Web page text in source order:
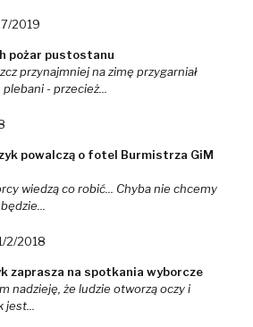
2019
pożar pustostanu
przynajmniej na zimę przygarniał
- przecież...
powalczą o fotel Burmistrza GiM
wiedzą co robić... Chyba nie chcemy
2/2018
zaprasza na spotkania wyborcze
nadzieję, że ludzie otworzą oczy i
jest...